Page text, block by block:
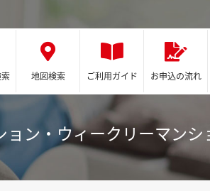
地図検索 ご利用ガイド お申込の流れ
ン・ウィークリーマンシ